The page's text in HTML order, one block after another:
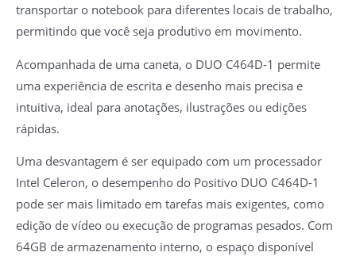
transportar o notebook para diferentes locais de trabalho,
permitindo que você seja produtivo em movimento.
Acompanhada de uma caneta, o DUO C464D-1 permite
uma experiência de escrita e desenho mais precisa e
intuitiva, ideal para anotações, ilustrações ou edições
rápidas.
Uma desvantagem é ser equipado com um processador
Intel Celeron, o desempenho do Positivo DUO C464D-1
pode ser mais limitado em tarefas mais exigentes, como
edição de vídeo ou execução de programas pesados. Com
64GB de armazenamento interno, o espaço disponível